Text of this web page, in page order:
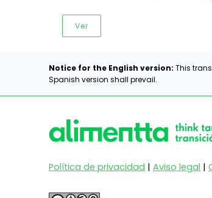
Ver
Notice for the English version: This
Spanish version shall prevail.
Política de privacidad | Aviso legal |